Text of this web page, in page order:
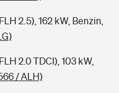
2.5), 162 kW, Benzin,
2.0 TDCI), 103 kW,
/ ALH)